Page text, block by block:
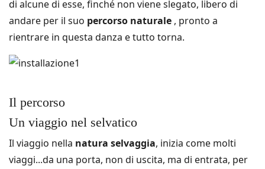
di alcune di esse, finché non viene slegato, libero di
andare per il suo percorso naturale , pronto a
rientrare in questa danza e tutto torna.
Il percorso
Un viaggio nel selvatico
Il viaggio nella natura selvaggia, inizia come molti
viaggi...da una porta, non di uscita, ma di entrata, per